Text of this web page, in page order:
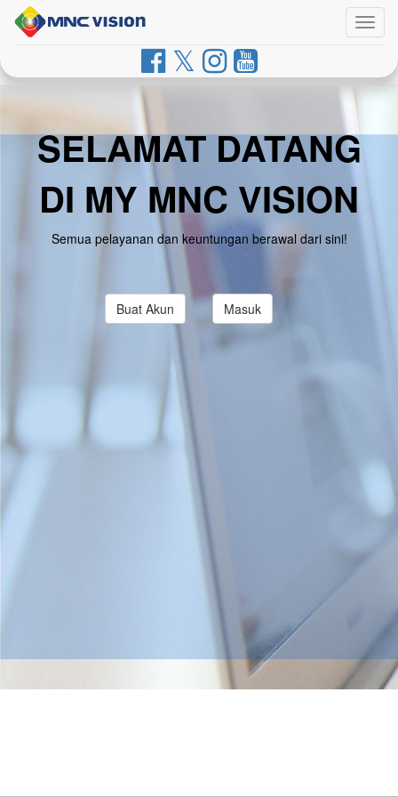
SELAMAT DATANG
DI MY MNC VISION
Semua pelayanan dan keuntungan berawal dari sini!
Buat Akun Masuk